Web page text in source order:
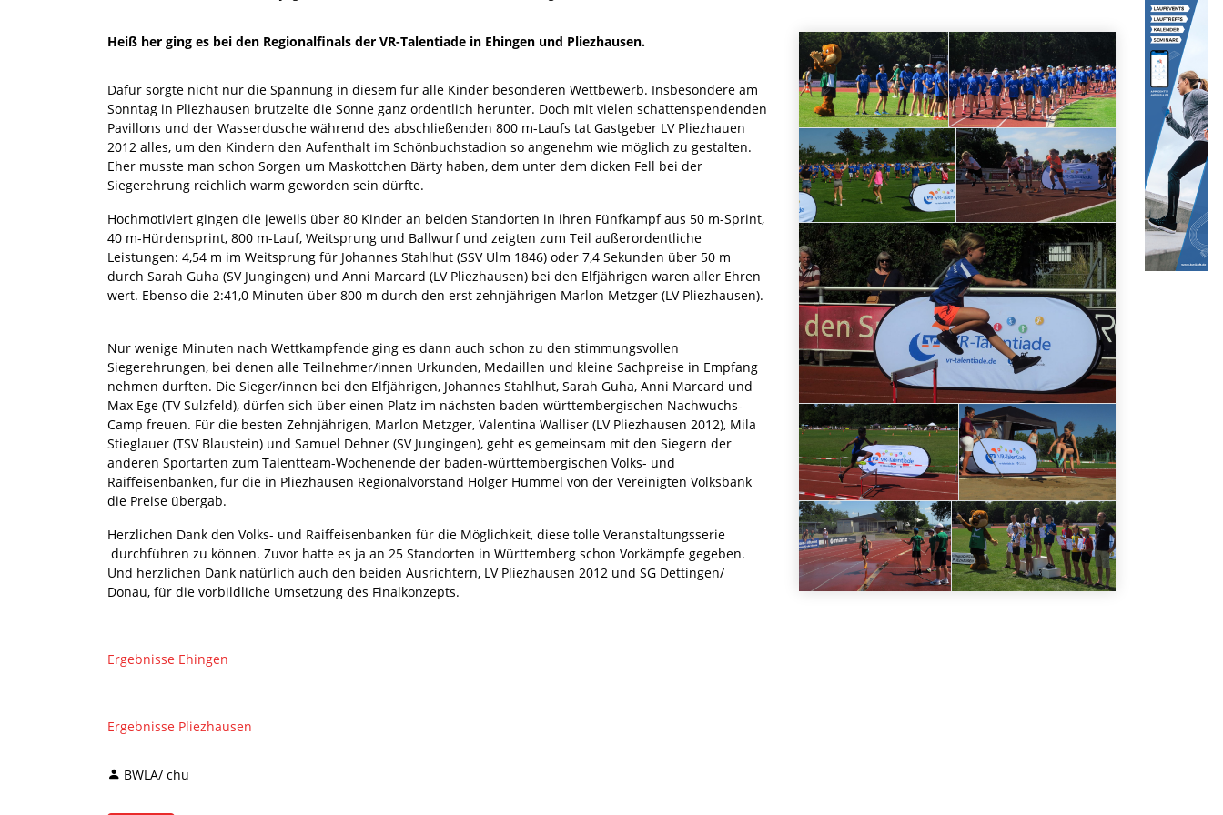
Heiß her ging es bei den Regionalfinals der VR-Talentiade in Ehingen und Pliezhausen.
Dafür sorgte nicht nur die Spannung in diesem für alle Kinder besonderen Wettbewerb. Insbesondere am
Sonntag in Pliezhausen brutzelte die Sonne ganz ordentlich herunter. Doch mit vielen schattenspendenden
Pavillons und der Wasserdusche während des abschließenden 800 m-Laufs tat Gastgeber LV Pliezhauen
2012 alles, um den Kindern den Aufenthalt im Schönbuchstadion so angenehm wie möglich zu gestalten.
Eher musste man schon Sorgen um Maskottchen Bärty haben, dem unter dem dicken Fell bei der
Siegerehrung reichlich warm geworden sein dürfte.
Hochmotiviert gingen die jeweils über 80 Kinder an beiden Standorten in ihren Fünfkampf aus 50 m-Sprint,
40 m-Hürdensprint, 800 m-Lauf, Weitsprung und Ballwurf und zeigten zum Teil außerordentliche
Leistungen: 4,54 m im Weitsprung für Johannes Stahlhut (SSV Ulm 1846) oder 7,4 Sekunden über 50 m
durch Sarah Guha (SV Jungingen) und Anni Marcard (LV Pliezhausen) bei den Elfjährigen waren aller Ehren
wert. Ebenso die 2:41,0 Minuten über 800 m durch den erst zehnjährigen Marlon Metzger (LV Pliezhausen).
Nur wenige Minuten nach Wettkampfende ging es dann auch schon zu den stimmungsvollen
Siegerehrungen, bei denen alle Teilnehmer/innen Urkunden, Medaillen und kleine Sachpreise in Empfang
nehmen durften. Die Sieger/innen bei den Elfjährigen, Johannes Stahlhut, Sarah Guha, Anni Marcard und
Max Ege (TV Sulzfeld), dürfen sich über einen Platz im nächsten baden-württembergischen Nachwuchs-
Camp freuen. Für die besten Zehnjährigen, Marlon Metzger, Valentina Walliser (LV Pliezhausen 2012), Mila
Stieglauer (TSV Blaustein) und Samuel Dehner (SV Jungingen), geht es gemeinsam mit den Siegern der
anderen Sportarten zum Talentteam-Wochenende der baden-württembergischen Volks- und
Raiffeisenbanken, für die in Pliezhausen Regionalvorstand Holger Hummel von der Vereinigten Volksbank
die Preise übergab.
Herzlichen Dank den Volks- und Raiffeisenbanken für die Möglichkeit, diese tolle Veranstaltungsserie
durchführen zu können. Zuvor hatte es ja an 25 Standorten in Württemberg schon Vorkämpfe gegeben.
Und herzlichen Dank natürlich auch den beiden Ausrichtern, LV Pliezhausen 2012 und SG Dettingen/
Donau, für die vorbildliche Umsetzung des Finalkonzepts.
Ergebnisse Ehingen
Ergebnisse Pliezhausen
BWLA/ chu